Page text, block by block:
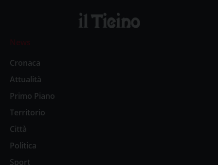
News
Cronaca
Attualità
Primo Piano
Territorio
Città
Politica
Sport